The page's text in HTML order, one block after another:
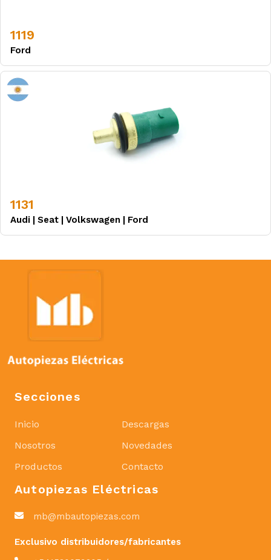
1119
Ford
1131
Audi | Seat | Volkswagen | Ford
Secciones
Inicio
Nosotros
Productos
Descargas
Novedades
Contacto
Autopiezas Eléctricas
mb@mbautopiezas.com
Exclusivo distribuidores/fabricantes